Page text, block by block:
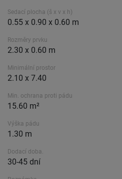
Sedací plocha (š x v x h)
0.55 x 0.90 x 0.60 m
Rozměry prvku
2.30 x 0.60 m
Minimální prostor
2.10 x 7.40
Min. ochrana proti pádu
15.60 m²
Výška pádu
1.30 m
Dodací doba.
30-45 dní